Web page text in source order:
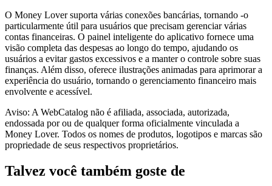
O Money Lover suporta várias conexões bancárias, tornando -o
particularmente útil para usuários que precisam gerenciar várias
contas financeiras. O painel inteligente do aplicativo fornece uma
visão completa das despesas ao longo do tempo, ajudando os
usuários a evitar gastos excessivos e a manter o controle sobre suas
finanças. Além disso, oferece ilustrações animadas para aprimorar a
experiência do usuário, tornando o gerenciamento financeiro mais
envolvente e acessível.
Aviso: A WebCatalog não é afiliada, associada, autorizada,
endossada por ou de qualquer forma oficialmente vinculada a
Money Lover. Todos os nomes de produtos, logotipos e marcas são
propriedade de seus respectivos proprietários.
Talvez você também goste de